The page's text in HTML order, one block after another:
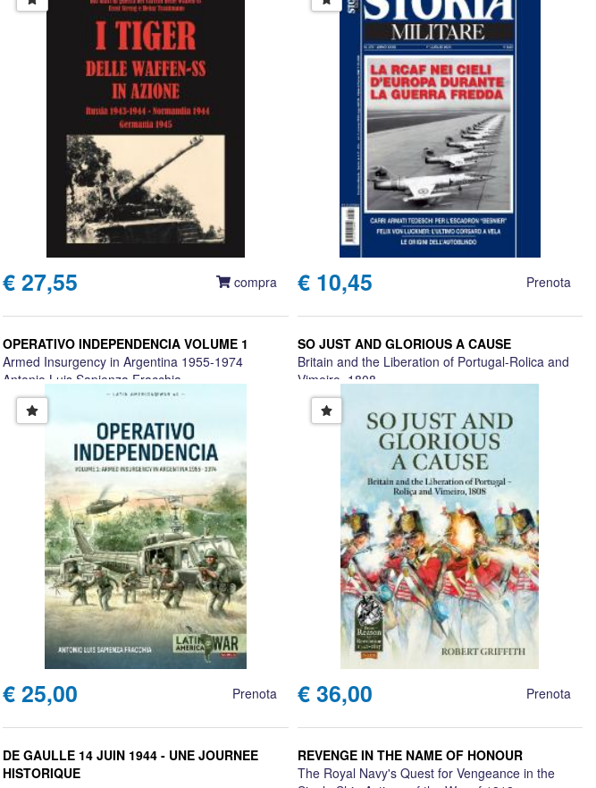
€ 27,55 compra € 10,45 Prenota
OPERATIVO INDEPENDENCIA VOLUME 1
Armed Insurgency in Argentina 1955-1974
Antonio Luis Sapienza Fracchia
€ 25,00 Prenota
SO JUST AND GLORIOUS A CAUSE
Britain and the Liberation of Portugal-Rolica and
Vimeiro, 1808
Robert Griffith
€ 36,00 Prenota
DE GAULLE 14 JUIN 1944 - UNE JOURNEE
HISTORIQUE
REVENGE IN THE NAME OF HONOUR
The Royal Navy's Quest for Vengeance in the